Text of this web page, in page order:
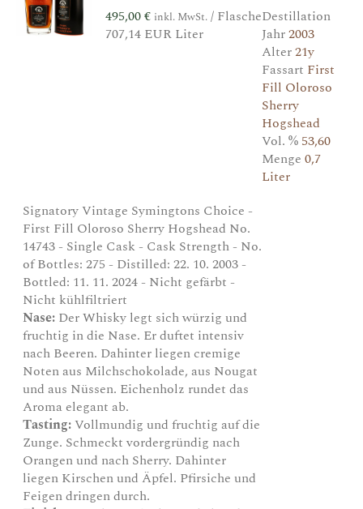
495,00€ inkl. MwSt. / Flasche
707,14 EUR Liter
Destillation
Jahr2003
Alter21y
Fassart First
Fill Oloroso
Sherry
Hogshead
Vol. % 53,60
Menge0,7
Liter
Signatory Vintage Symingtons Choice -
First Fill Oloroso Sherry Hogshead No.
14743 - Single Cask - Cask Strength - No.
of Bottles: 275 - Distilled: 22. 10. 2003 -
Bottled: 11. 11. 2024 - Nicht gefärbt -
Nicht kühlfiltriert
Nase: Der Whisky legt sich würzig und
fruchtig in die Nase. Er duftet intensiv
nach Beeren. Dahinter liegen cremige
Noten aus Milchschokolade, aus Nougat
und aus Nüssen. Eichenholz rundet das
Aroma elegant ab.
Tasting:Vollmundig und fruchtig auf die
Zunge. Schmeckt vordergründig nach
Orangen und nach Sherry. Dahinter
liegen Kirschen und Äpfel. Pfirsiche und
Feigen dringen durch.